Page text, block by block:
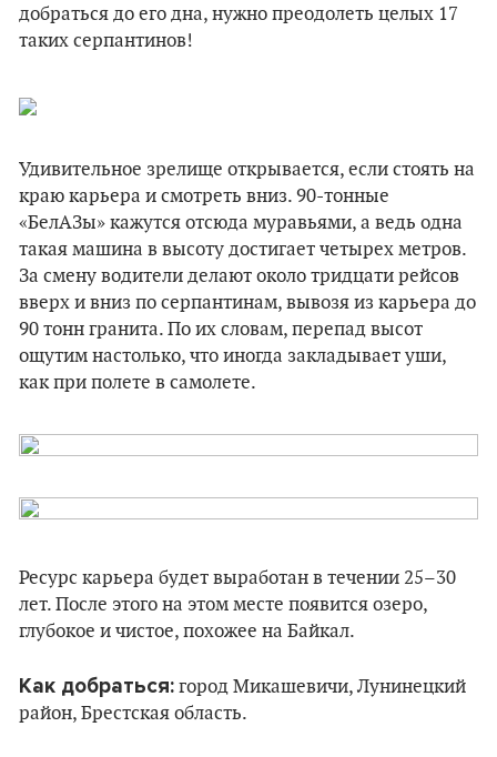
добраться до его дна, нужно преодолеть целых 17
таких серпантинов!
Удивительное зрелище открывается, если стоять на
краю карьера и смотреть вниз. 90-тонные
«БелАЗы» кажутся отсюда муравьями, а ведь одна
такая машина в высоту достигает четырех метров.
За смену водители делают около тридцати рейсов
вверх и вниз по серпантинам, вывозя из карьера до
90 тонн гранита. По их словам, перепад высот
ощутим настолько, что иногда закладывает уши,
как при полете в самолете.
Ресурс карьера будет выработан в течении 25–30
лет. После этого на этом месте появится озеро,
глубокое и чистое, похожее на Байкал.
Как добраться: город Микашевичи, Лунинецкий
район, Брестская область.